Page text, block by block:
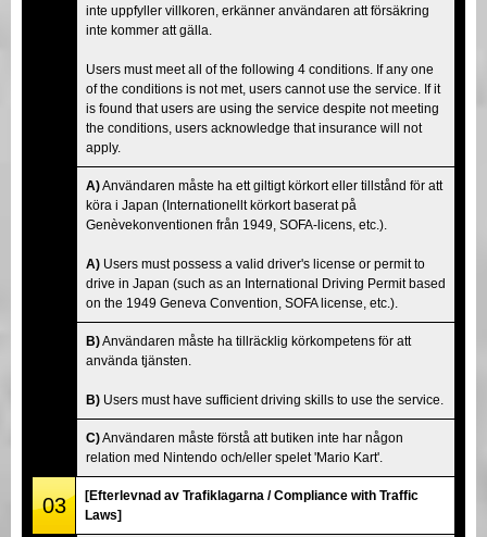
inte uppfyller villkoren, erkänner användaren att försäkring
inte kommer att gälla.
Users must meet all of the following 4 conditions. If any one
of the conditions is not met, users cannot use the service. If it
is found that users are using the service despite not meeting
the conditions, users acknowledge that insurance will not
apply.
A)Användaren måste ha ett giltigt körkort eller tillstånd för att
köra i Japan (Internationellt körkort baserat på
Genèvekonventionen från 1949, SOFA-licens, etc.).
A) Users must possess a valid driver's license or permit to
drive in Japan (such as an International Driving Permit based
on the 1949 Geneva Convention, SOFA license, etc.).
B)Användaren måste ha tillräcklig körkompetens för att
använda tjänsten.
B) Users must have sufficient driving skills to use the service.
C)Användaren måste förstå att butiken inte har någon
relation med Nintendo och/eller spelet 'Mario Kart'.
03
[Efterlevnad av Trafiklagarna / Compliance with Traffic
Laws]